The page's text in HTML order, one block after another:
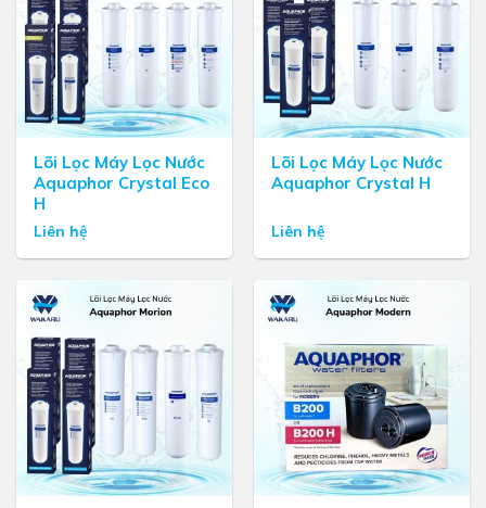
Lõi Lọc Máy Lọc Nước
Aquaphor Crystal Eco
H
Liên hệ
Lõi Lọc Máy Lọc Nước
Aquaphor Crystal H
Liên hệ